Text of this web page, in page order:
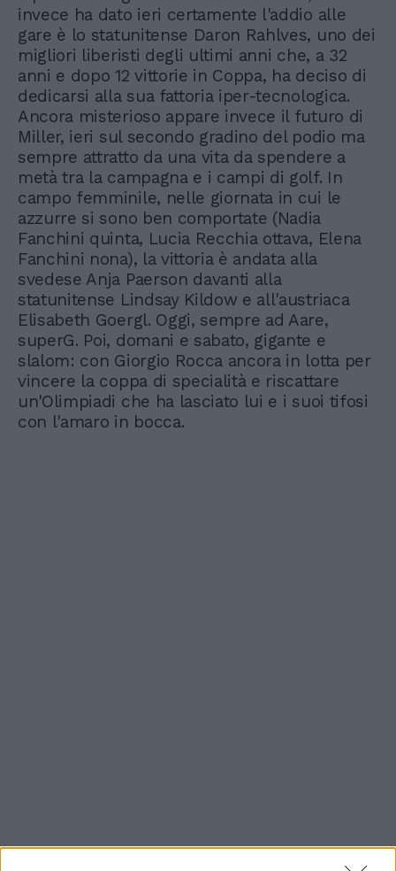
invece ha dato ieri certamente l'addio alle
gare è lo statunitense Daron Rahlves, uno dei
migliori liberisti degli ultimi anni che, a 32
anni e dopo 12 vittorie in Coppa, ha deciso di
dedicarsi alla sua fattoria iper-tecnologica.
Ancora misterioso appare invece il futuro di
Miller, ieri sul secondo gradino del podio ma
sempre attratto da una vita da spendere a
metà tra la campagna e i campi di golf. In
campo femminile, nelle giornata in cui le
azzurre si sono ben comportate (Nadia
Fanchini quinta, Lucia Recchia ottava, Elena
Fanchini nona), la vittoria è andata alla
svedese Anja Paerson davanti alla
statunitense Lindsay Kildow e all'austriaca
Elisabeth Goergl. Oggi, sempre ad Aare,
superG. Poi, domani e sabato, gigante e
slalom: con Giorgio Rocca ancora in lotta per
vincere la coppa di specialità e riscattare
un'Olimpiadi che ha lasciato lui e i suoi tifosi
con l'amaro in bocca.